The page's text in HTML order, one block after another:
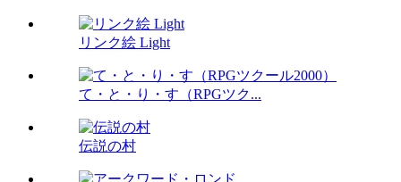
リンク絵 Light
て・と・り・す（RPGツク...
伝説の村